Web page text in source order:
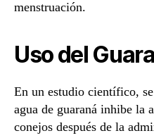
menstruación.
Uso del
En un estudio científico,
agua de guaraná inhibe la
conejos después de la